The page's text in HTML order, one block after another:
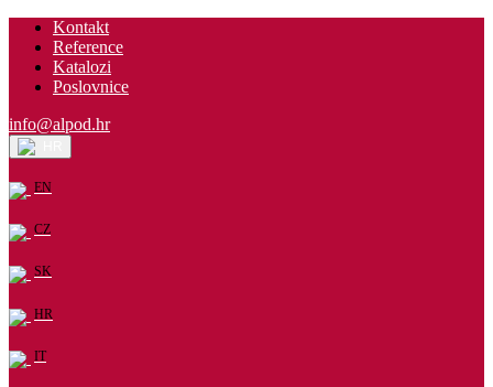
Kontakt
Reference
Katalozi
Poslovnice
info@alpod.hr
EN
CZ
SK
HR
IT